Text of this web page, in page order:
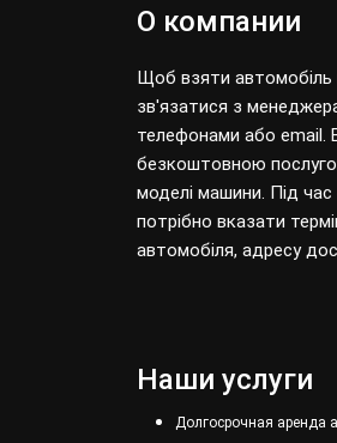
О компании
Щоб взяти автомобіль
зв'язатися з
телефонами або email.
безкоштовною
моделі машини. Під
потрібно вказати
автомобіля, адресу
Наши услуги
Долгосрочная аренда